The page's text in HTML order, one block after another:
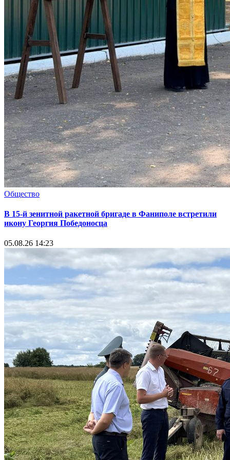
Общество
В 15-й зенитной ракетной бригаде в Фаниполе встретили
икону Георгия Победоносца
05.08.26 14:23